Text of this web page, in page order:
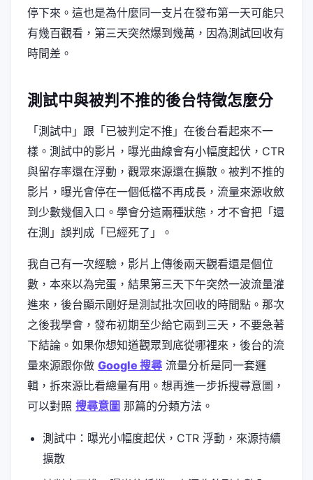
停下來。這也是為什麼同一支片在發布第一天可能只
有幾百觀看，第三天突然爆到幾萬，因為測試回收有
時間差。
測試中與被判不推的後台特徵怎麼分
「測試中」跟「已被判定不推」在後台看起來不一
樣。測試中的影片，曝光曲線會有小幅度起伏，CTR
與留存率還在浮動，觀眾來源還在擴散。被判不推的
影片，曝光會停在一個低檔不再成長，流量來源收斂
到少數幾個入口。學會分這兩種狀態，才不會把「還
在測」誤判成「已經死了」。
我自己有一次經驗，影片上傳後兩天觀看還是個位
數，本來以為完蛋，結果第三天下午突然一波流量灌
進來，後台顯示剛好是測試批次回收的時間點。那次
之後我學會，發布初期至少給它兩到三天，不要急著
下結論。如果你想知道觀眾到底從哪裡來，後台的流
量來源跟你做 Google 搜尋 流量分析是同一套邏
輯，拆來源比看總量有用。想再進一步拆搜尋意圖，
可以對照 搜尋意圖 那篇的分類方法。
測試中：曝光小幅度起伏，CTR 浮動，來源持續
擴散